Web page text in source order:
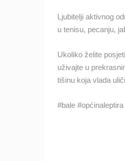
Ljubitelji aktivnog
u tenisu, pecanju,
Ukoliko želite
uživajte u
tišinu koja vlada
#bale